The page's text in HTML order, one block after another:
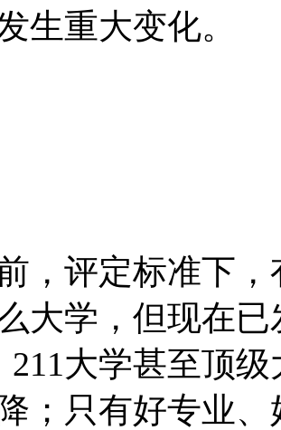
生重大变化。
评定标准下，
大学，但现在
211大学甚至顶
；只有好专业